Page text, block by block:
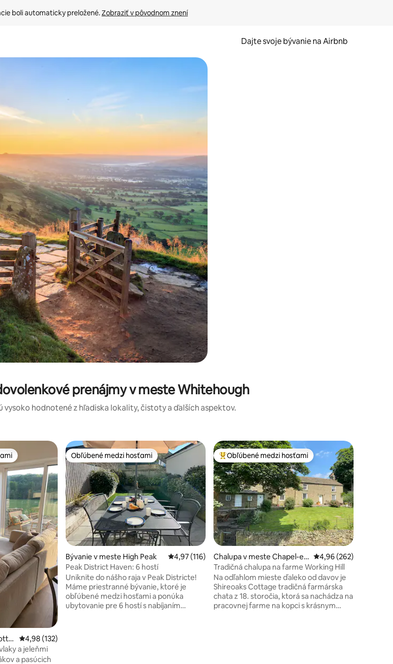
boli automaticky preložené. Zobraziť v pôvodnom znení
Dajte svoje bývanie na Airbnb
klávesov so šípkami nahor a nadol alebo ich preskúmať pomocou dotykových gest či potiahnutia prstom.
prenájmy v meste Whitehough
vysoko hodnotené z hľadiska lokality, čistoty a ďalších aspektov.
hodnotení: 114
Priemerné ohodnotenie 4,98 z 5, počet hodnotení: 132
4,98 (132)
a jeleňmi
a pasúcich
Obľúbené medzi hosťami
Obľúbené medzi hosťami
Bývanie v meste High Peak Priemerné ohodnotenie 4,97 z 5, počet hodnotení: 116
4,97 (116)
Peak District Haven: 6 hostí
Uniknite do nášho raja v Peak Districte!
Máme priestranné bývanie, ktoré je
obľúbené medzi hosťami a ponúka
ubytovanie pre 6 hostí s nabíjaním
Najobľúbenejšie medzi hosťami
Obľúbené medzi hosťami
Chalupa v meste Chapel-en
-le-Frith
Priemerné
4,96 (262)
Tradičná chalupa na farme Working Hill
Na odľahlom mieste ďaleko od davov je
Shireoaks Cottage tradičná farmárska
chata z 18. storočia, ktorá sa nachádza na
pracovnej farme na kopci s krásnym